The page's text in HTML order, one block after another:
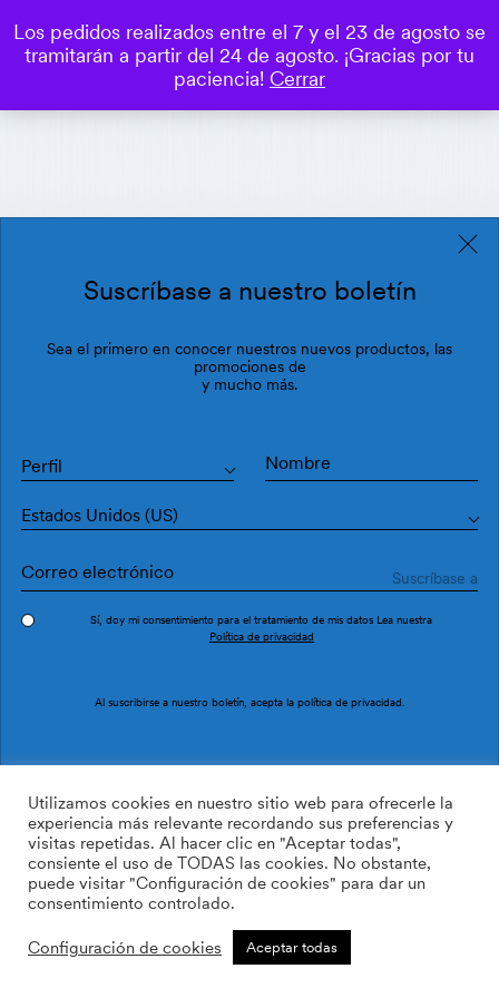
0
Ref. M2913-4
113.64$ /m2
Suscríbase a nuestro boletín
Sea el primero en conocer nuestros nuevos productos, las
promociones de
y mucho más.
Perfil
Estados Unidos (US)
Sí, doy mi consentimiento para el tratamiento de mis datos Lea nuestra
Política de privacidad
Al suscribirse a nuestro boletín, acepta la política de privacidad
Utilizamos cookies en nuestro sitio web para ofrecerle la
experiencia más relevante recordando sus preferencias y
visitas repetidas. Al hacer clic en "Aceptar todas",
consiente el uso de TODAS las cookies. No obstante,
puede visitar "Configuración de cookies" para dar un
consentimiento controlado.
Configuración de cookies Aceptar todas
Los pedidos realizados entre el 7 y el 23 de agosto se
tramitarán a partir del 24 de agosto. ¡Gracias por tu
paciencia! Cerrar